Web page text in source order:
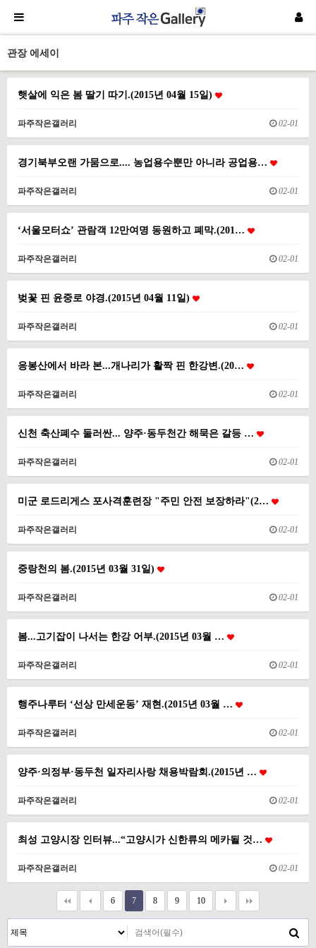
관장 에세이
햇살에 익은 봄 딸기 따기.(2015년 04월 15일)
파주작은갤러리 02-01
경기북부오랜 가뭄으로.... 농업용수뿐만 아니라 공업용…
파주작은갤러리 02-01
‘서울모터쇼’ 관람객 12만여명 동원하고 폐막.(201…
파주작은갤러리 02-01
벚꽃 핀 윤중로 야경.(2015년 04월 11일)
파주작은갤러리 02-01
응봉산에서 바라 본...개나리가 활짝 핀 한강변.(20…
파주작은갤러리 02-01
신천 축산폐수 둘러싼... 양주·동두천간 해묵은 갈등 …
파주작은갤러리 02-01
미군 로드리게스 포사격훈련장 "주민 안전 보장하라"(2…
파주작은갤러리 02-01
중랑천의 봄.(2015년 03월 31일)
파주작은갤러리 02-01
봄...고기잡이 나서는 한강 어부.(2015년 03월 …
파주작은갤러리 02-01
행주나루터 ‘선상 만세운동’ 재현.(2015년 03월 …
파주작은갤러리 02-01
양주·의정부·동두천 일자리사랑 채용박람회.(2015년 …
파주작은갤러리 02-01
최성 고양시장 인터뷰...“고양시가 신한류의 메카될 것…
파주작은갤러리 02-01
6 7 8 9 10